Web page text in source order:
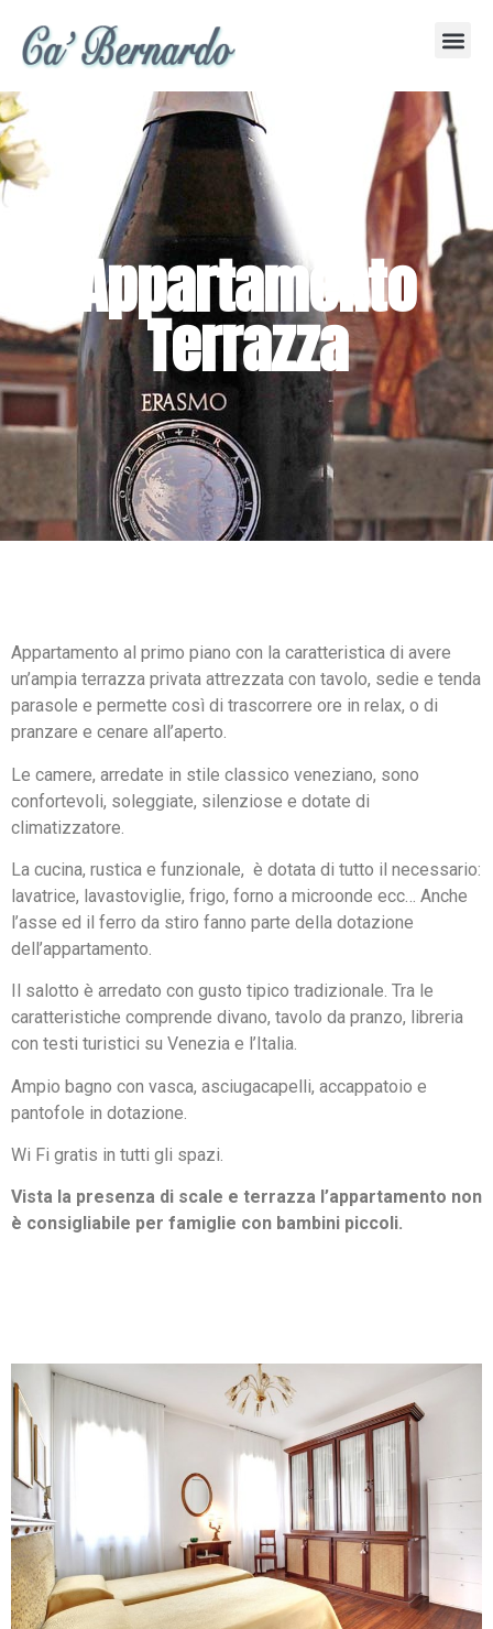
Appartamento
Terrazza
Appartamento al primo piano con la caratteristica di avere
un’ampia terrazza privata attrezzata con tavolo, sedie e tenda
parasole e permette così di trascorrere ore in relax, o di
pranzare e cenare all’aperto.
Le camere, arredate in stile classico veneziano, sono
confortevoli, soleggiate, silenziose e dotate di
climatizzatore.
La cucina, rustica e funzionale, è dotata di tutto il necessario:
lavatrice, lavastoviglie, frigo, forno a microonde ecc… Anche
l’asse ed il ferro da stiro fanno parte della dotazione
dell’appartamento.
Il salotto è arredato con gusto tipico tradizionale. Tra le
caratteristiche comprende divano, tavolo da pranzo, libreria
con testi turistici su Venezia e l’Italia.
Ampio bagno con vasca, asciugacapelli, accappatoio e
pantofole in dotazione.
Wi Fi gratis in tutti gli spazi.
Vista la presenza di scale e terrazza l’appartamento non
è consigliabile per famiglie con bambini piccoli.